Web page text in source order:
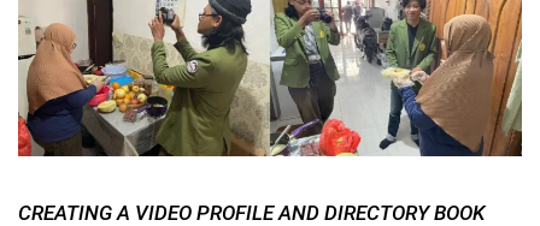
CREATING A VIDEO PROFILE AND DIRECTORY BOOK